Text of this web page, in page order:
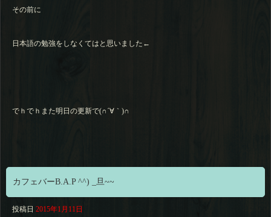
その前に
日本語の勉強をしなくてはと思いました←
でｈでｈまた明日の更新で(∩´∀｀)∩
カフェバーB.A.P ^^) _旦~~
投稿日 2015年1月11日